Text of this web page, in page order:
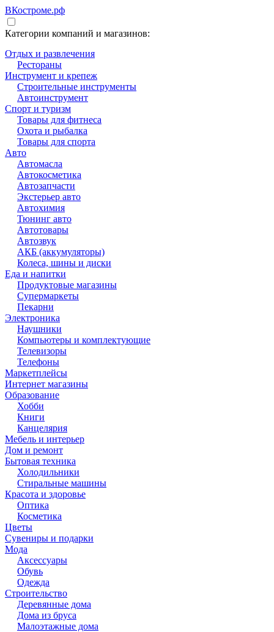
ВКостроме.рф
Категории компаний и магазинов:
Отдых и развлечения
Рестораны
Инструмент и крепеж
Строительные инструменты
Автоинструмент
Спорт и туризм
Товары для фитнеса
Охота и рыбалка
Товары для спорта
Авто
Автомасла
Автокосметика
Автозапчасти
Экстерьер авто
Автохимия
Тюнинг авто
Автотовары
Автозвук
АКБ (аккумуляторы)
Колеса, шины и диски
Еда и напитки
Продуктовые магазины
Супермаркеты
Пекарни
Электроника
Наушники
Компьютеры и комплектующие
Телевизоры
Телефоны
Маркетплейсы
Интернет магазины
Образование
Хобби
Книги
Канцелярия
Мебель и интерьер
Дом и ремонт
Бытовая техника
Холодильники
Стиральные машины
Красота и здоровье
Оптика
Косметика
Цветы
Сувениры и подарки
Мода
Аксессуары
Обувь
Одежда
Строительство
Деревянные дома
Дома из бруса
Малоэтажные дома